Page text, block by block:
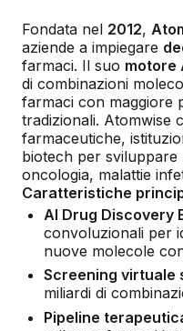
Fondata nel 2012,
aziende a impiegare
farmaci. Il suo motore
di combinazioni
farmaci con maggiore
tradizionali. Atomwise
farmaceutiche,
biotech per
oncologia, malattie
Caratteristiche
AI Drug Discovery
convoluzionali per
nuove molecole
Screening virtuale
miliardi di
Pipeline